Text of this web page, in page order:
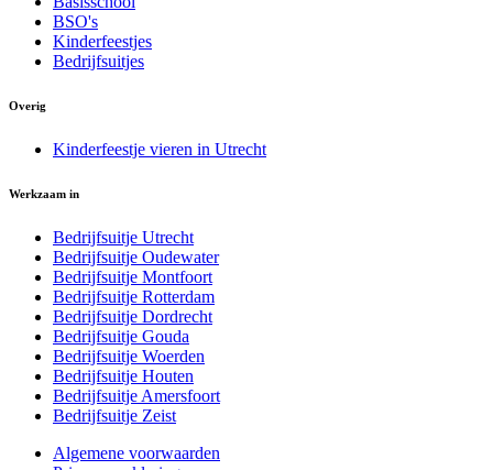
BSO's
Kinderfeestjes
Bedrijfsuitjes
Overig
Kinderfeestje vieren in Utrecht
Werkzaam in
Bedrijfsuitje Utrecht
Bedrijfsuitje Oudewater
Bedrijfsuitje Montfoort
Bedrijfsuitje Rotterdam
Bedrijfsuitje Dordrecht
Bedrijfsuitje Gouda
Bedrijfsuitje Woerden
Bedrijfsuitje Houten
Bedrijfsuitje Amersfoort
Bedrijfsuitje Zeist
Algemene voorwaarden